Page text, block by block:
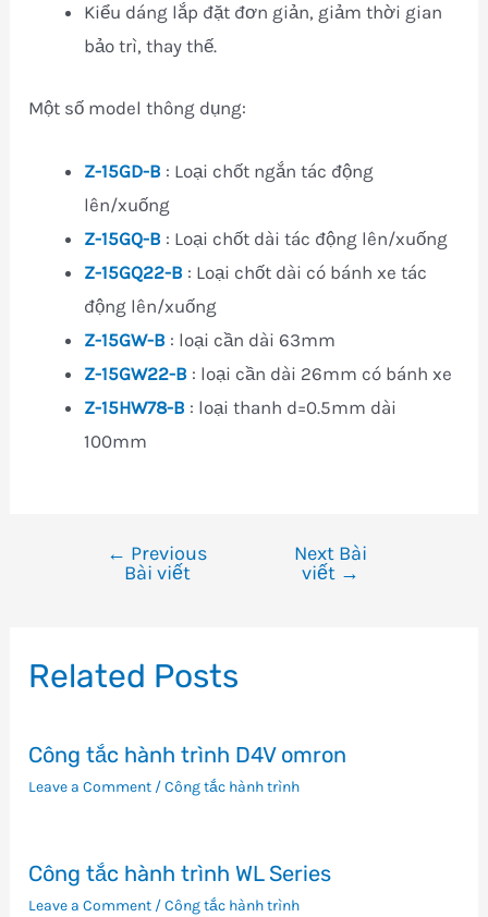
Kiểu dáng lắp đặt đơn giản, giảm thời gian
bảo trì, thay thế.
Một số model thông dụng:
Z-15GD-B : Loại chốt ngắn tác động
lên/xuống
Z-15GQ-B : Loại chốt dài tác động lên/xuống
Z-15GQ22-B : Loại chốt dài có bánh xe tác
động lên/xuống
Z-15GW-B : loại cần dài 63mm
Z-15GW22-B : loại cần dài 26mm có bánh xe
Z-15HW78-B : loại thanh d=0.5mm dài
100mm
viết
← Previous
Bài viết
Next Bài
viết →
Related Posts
Công tắc hành trình D4V omron
Leave a Comment /Công tắc hành trình
Công tắc hành trình WL Series
Leave a Comment /Công tắc hành trình